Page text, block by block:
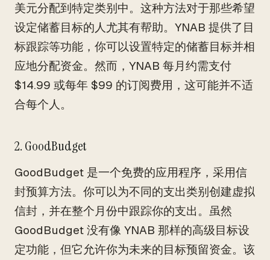
美元分配到特定类别中。这种方法对于那些希望
设定储蓄目标的人尤其有帮助。YNAB 提供了目
标跟踪等功能，你可以设置特定的储蓄目标并相
应地分配资金。然而，YNAB 每月约需支付
$14.99 或每年 $99 的订阅费用，这可能并不适
合每个人。
2. GoodBudget
GoodBudget 是一个免费的应用程序，采用信
封预算方法。你可以为不同的支出类别创建虚拟
信封，并在整个月份中跟踪你的支出。虽然
GoodBudget 没有像 YNAB 那样的高级目标设
定功能，但它允许你为未来的目标预留资金。该